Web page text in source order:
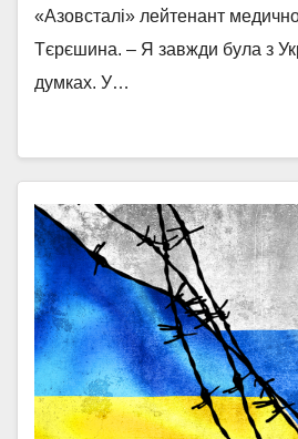
«Азовсталі» лейтенант
Тєрєшина. – Я завжди була з
думках. У…